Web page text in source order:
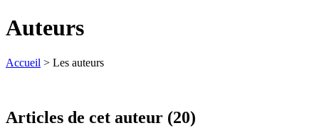
Auteurs
Accueil > Les auteurs
Articles de cet auteur (20)